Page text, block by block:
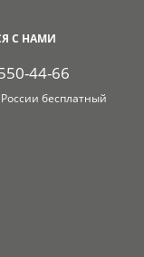
С НАМИ
44-66
бесплатный